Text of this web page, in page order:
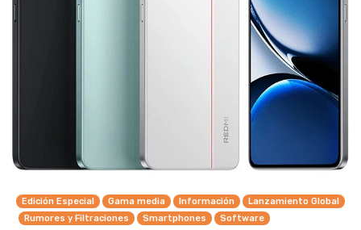
Edición Especial Gama media Información
Lanzamiento Global
Rumores y Filtraciones
Smartphones Software